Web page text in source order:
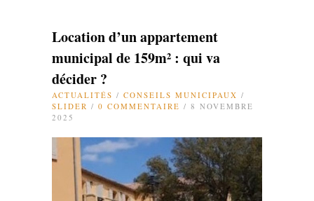
Location d’un appartement
municipal de 159m² : qui va
décider ?
ACTUALITÉS / CONSEILS MUNICIPAUX /
SLIDER / 0 COMMENTAIRE / 8 NOVEMBRE
2025